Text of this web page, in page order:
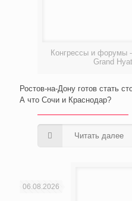
Конгрессы и форумы
Grand
Ростов-на-Дону готов стать
А что Сочи и Краснодар?
Читать далее
06.08.2026